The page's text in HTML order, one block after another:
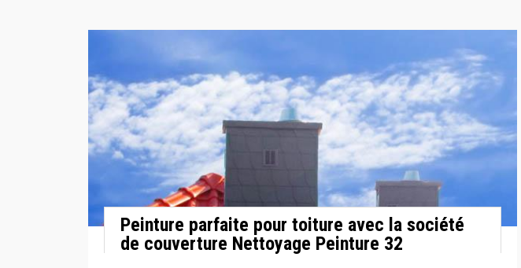
Peinture parfaite pour toiture avec la société
de couverture Nettoyage Peinture 32